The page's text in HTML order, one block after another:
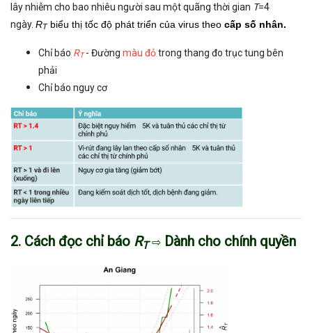
lây nhiễm cho bao nhiêu người sau một quãng thời gian T=4
ngày. RTbiểu thị tốc độ phát triển của virus theo cấp số nhân.
Chỉ báo RT- Đường màu đỏtrong thang đo trục tung bên
phải
Chỉ báo nguy cơ
2. Cách đọc chỉ báo RT ⇨ Dành cho chính quyền